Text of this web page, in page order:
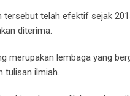
tersebut telah efektif sejak
diterima.
merupakan lembaga yang
tulisan ilmiah.